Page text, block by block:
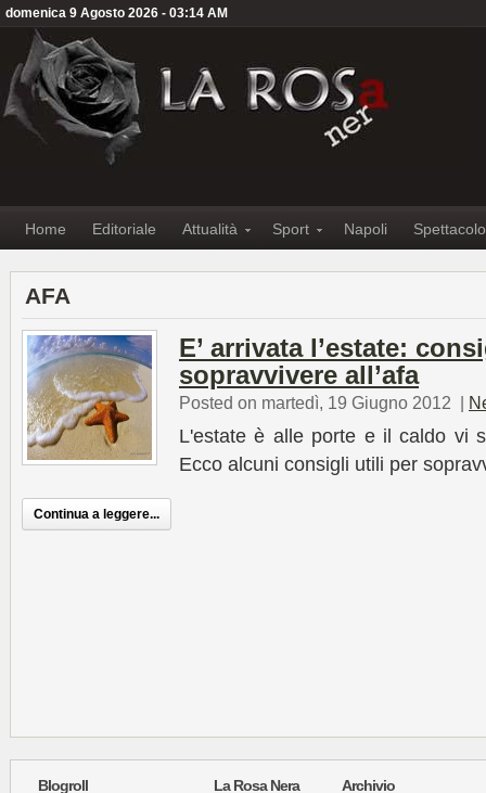
domenica 9 Agosto 2026 - 03:14 AM
Home Editoriale Attualità Sport Napoli Spettacolo
AFA
E’ arrivata l’estate:
sopravvivere all’afa
Posted on martedì, 19 Giugno 2012 |
L'estate è alle porte e il caldo vi
Ecco alcuni consigli utili per
Continua a leggere...
Blogroll La Rosa Nera Archivio